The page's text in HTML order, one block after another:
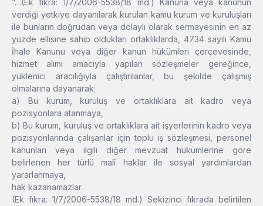
“…(Ek fıkra: 1/7/2006-5538/18 md.) Kanuna veya kanunun
verdiği yetkiye dayanılarak kurulan kamu kurum ve kuruluşları
ile bunların doğrudan veya dolaylı olarak sermayesinin en az
yüzde ellisine sahip oldukları ortaklıklarda, 4734 sayılı Kamu
İhale Kanunu veya diğer kanun hükümleri çerçevesinde,
hizmet alımı amacıyla yapılan sözleşmeler gereğince,
yüklenici aracılığıyla çalıştırılanlar, bu şekilde çalışmış
olmalarına dayanarak;
a) Bu kurum, kuruluş ve ortaklıklara ait kadro veya
pozisyonlara atanmaya,
b) Bu kurum, kuruluş ve ortaklıklara ait işyerlerinin kadro veya
pozisyonlarında çalışanlar için toplu iş sözleşmesi, personel
kanunları veya ilgili diğer mevzuat hükümlerine göre
belirlenen her türlü malî haklar ile sosyal yardımlardan
yararlanmaya,
hak kazanamazlar.
(Ek fıkra: 1/7/2006-5538/18 md.) Sekizinci fıkrada belirtilen